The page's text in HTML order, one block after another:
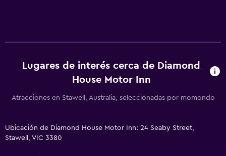
Lugares de interés cerca de Diamond
House Motor Inn
Atracciones en Stawell, Australia, seleccionadas por momondo
Ubicación de Diamond House Motor Inn: 24 Seaby Street,
Stawell, VIC 3380